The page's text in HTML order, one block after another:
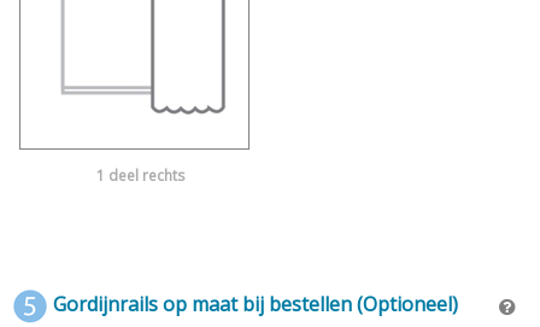
1 deel rechts
Gordijnrails op maat bij bestellen (Optioneel)